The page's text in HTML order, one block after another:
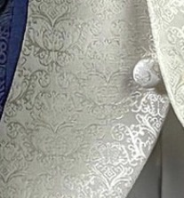
Öltöny
Öltöny #3